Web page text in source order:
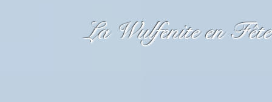
La Wulfenite en Fête